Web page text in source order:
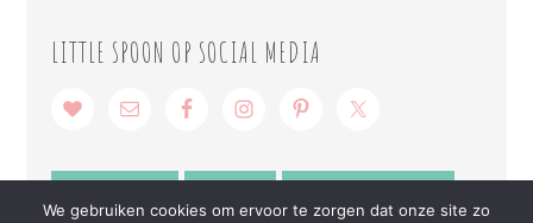
LITTLE SPOON OP SOCIAL MEDIA
We gebruiken cookies om ervoor te zorgen dat onze site zo